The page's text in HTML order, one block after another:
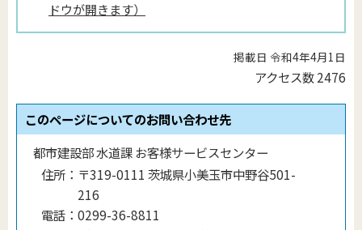
ドウが開きます）
掲載日 令和4年4月1日
アクセス数2476
このページについてのお問い合わせ先
都市建設部 水道課 お客様サービスセンター
住所： 〒319-0111 茨城県小美玉市中野谷501-
216
電話： 0299-36-8811